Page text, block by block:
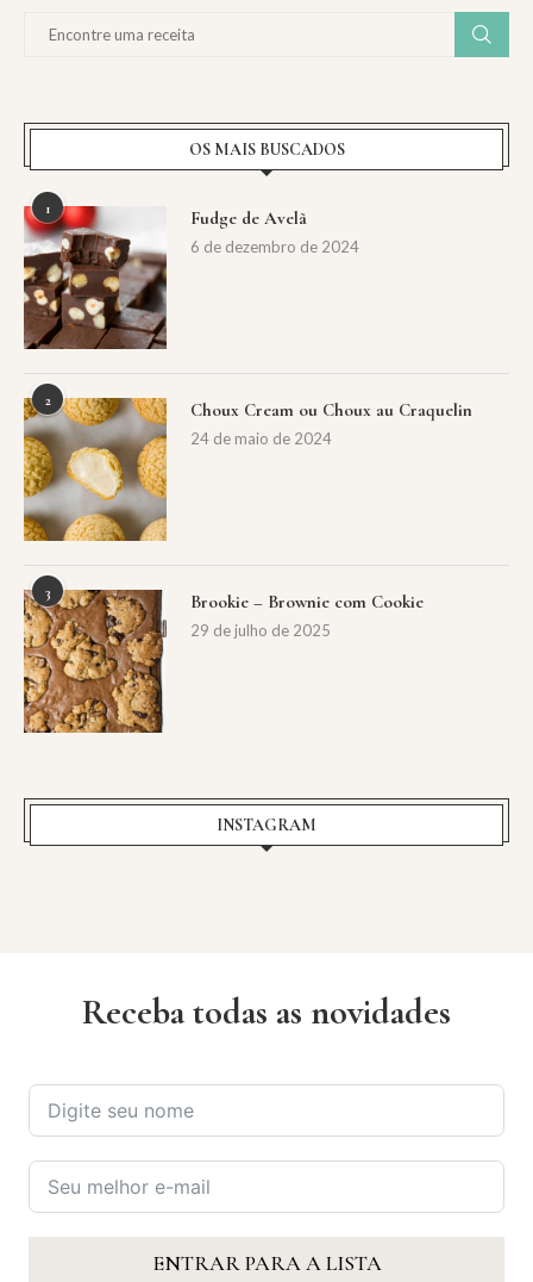
OS MAIS BUSCADOS
1 Fudge de Avelã
6 de dezembro de 2024
2 Choux Cream ou Choux au Craquelin
24 de maio de 2024
3 Brookie – Brownie com Cookie
29 de julho de 2025
INSTAGRAM
Receba todas as novidades
ENTRAR PARA A LISTA